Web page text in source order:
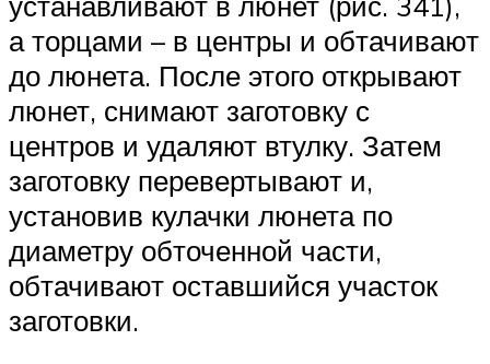
а торцами – в центры и обтачивают
до люнета. После этого открывают
люнет, снимают заготовку с
центров и удаляют втулку. Затем
заготовку перевертывают и,
установив кулачки люнета по
диаметру обточенной части,
обтачивают оставшийся участок
заготовки.